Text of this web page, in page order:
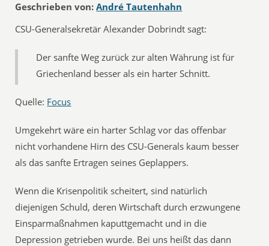
Geschrieben von: André Tautenhahn
CSU-Generalsekretär Alexander Dobrindt sagt:
Der sanfte Weg zurück zur alten Währung ist für
Griechenland besser als ein harter Schnitt.
Quelle: Focus
Umgekehrt wäre ein harter Schlag vor das offenbar
nicht vorhandene Hirn des CSU-Generals kaum besser
als das sanfte Ertragen seines Geplappers.
Wenn die Krisenpolitik scheitert, sind natürlich
diejenigen Schuld, deren Wirtschaft durch erzwungene
Einsparmaßnahmen kaputtgemacht und in die
Depression getrieben wurde. Bei uns heißt das dann